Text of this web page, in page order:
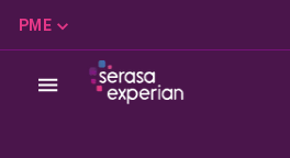
PME